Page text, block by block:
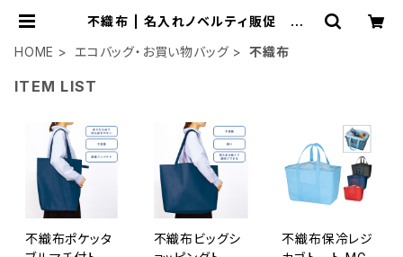
不織布 | 名入れノベルティ販促 ミス
HOME
エコバッグ・お買い物バッグ 不織布
ITEM LIST
不織布ポケッタ
不織布ビッグシ
不織布保冷レジ